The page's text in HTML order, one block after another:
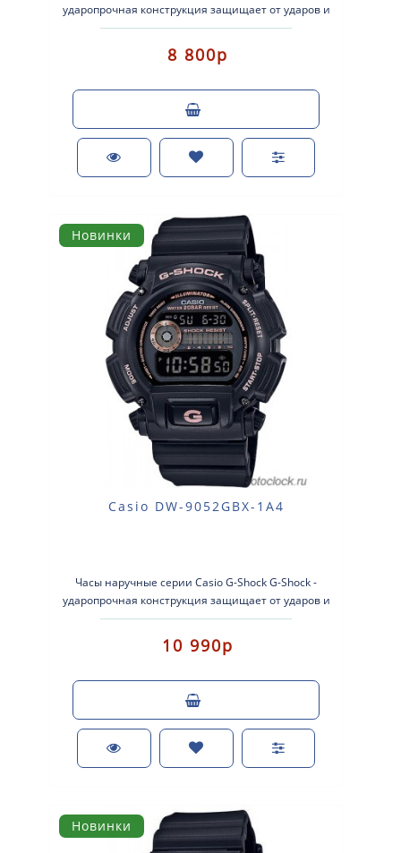
ударопрочная конструкция защищает от ударов и
вибрации. Кварцевые наручные ч..
8 800р
Новинки
Casio DW-9052GBX-1A4
Часы наручные серии Casio G-Shock G-Shock -
ударопрочная конструкция защищает от ударов и
вибрации. Кварцевые наручные часы. ..
10 990р
Новинки